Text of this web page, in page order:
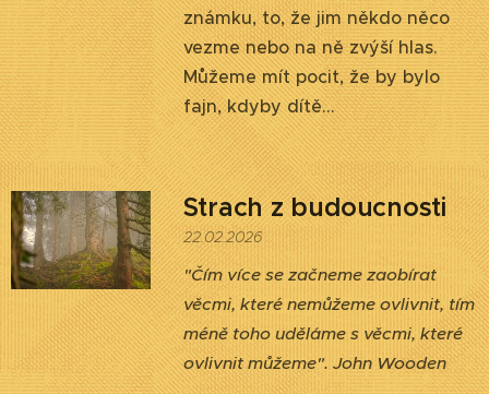
známku, to, že jim někdo něco
vezme nebo na ně zvýší hlas.
Můžeme mít pocit, že by bylo
fajn, kdyby dítě...
Strach z budoucnosti
22.02.2026
"Čím více se začneme zaobírat
věcmi, které nemůžeme ovlivnit, tím
méně toho uděláme s věcmi, které
ovlivnit můžeme". John Wooden